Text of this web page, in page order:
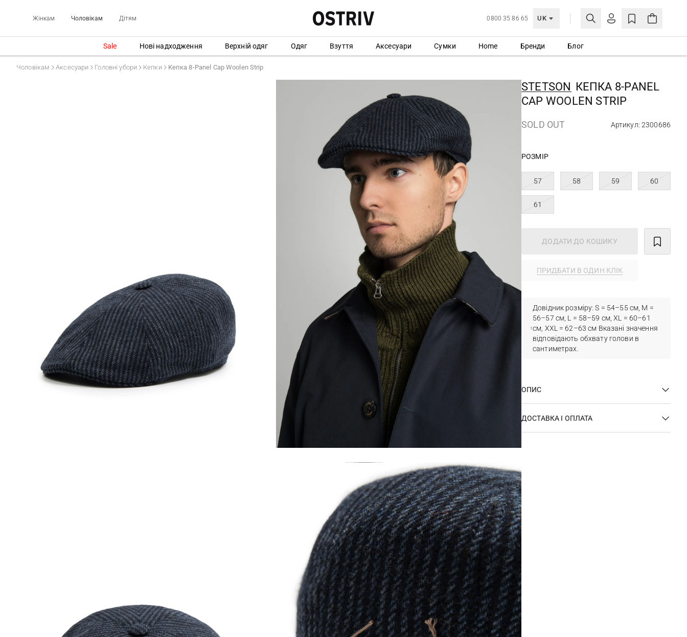
Жінкам Чоловікам Дітям 0800 35 86 65 UK
МОЯ ОБЛІКІВКА
Ще не зареєстровані?
СТВОРИТИ ОБЛІКІВКУ
Sale Нові надходження Верхній одяг Одяг Взуття Аксесуари Сумки Home Бренди Блог
Чоловікам Аксесуари Головні убори Кепки Кепка 8-Panel Cap Woolen Strip
STETSON КЕПКА 8-PANEL
CAP WOOLEN STRIP
SOLD OUT Артикул: 2300686
РОЗМІР
57 58 59 60
61
ДОДАТИ ДО КОШИКУ
ПРИДБАТИ В ОДИН КЛІК
Довідник розміру: S = 54–55 см, M =
56–57 см, L = 58–59 см, XL = 60–61
см, XXL = 62–63 см Вказані значення
відповідають обхвату голови в
сантиметрах.
ОПИС
ДОСТАВКА І ОПЛАТА